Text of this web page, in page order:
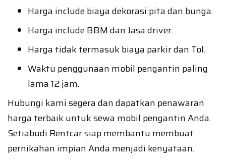
Harga include biaya dekorasi pita dan bunga.
Harga include BBM dan Jasa driver.
Harga tidak termasuk biaya parkir dan Tol.
Waktu penggunaan mobil pengantin paling
lama 12 jam.
Hubungi kami segera dan dapatkan penawaran
harga terbaik untuk sewa mobil pengantin Anda.
Setiabudi Rentcar siap membantu membuat
pernikahan impian Anda menjadi kenyataan.